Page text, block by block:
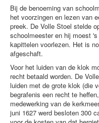
Bij de benoeming van
het voorzingen en lezen van
preek. De Volle Stoel stelde
schoolmeester en hij moest
kapittelen voorlezen. Het is
afgeschaft.
Voor het luiden van de klok
recht betaald worden. De
luiden met de grote klok (die
begrafenis een recht te
medewerking van de
juni 1627 werd besloten 300